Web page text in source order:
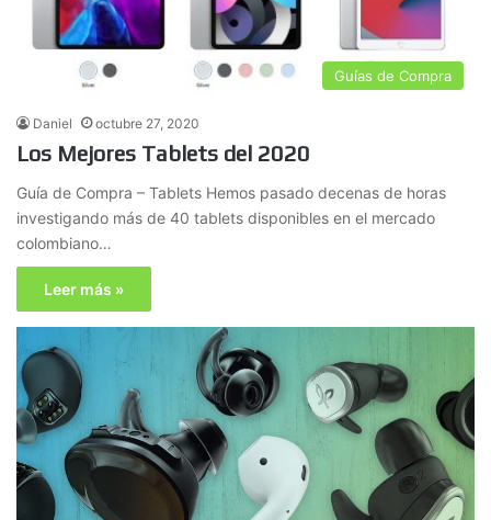
Guías de Compra
Daniel octubre 27, 2020
Los Mejores Tablets del 2020
Guía de Compra – Tablets Hemos pasado decenas de horas
investigando más de 40 tablets disponibles en el mercado
colombiano…
Leer más »